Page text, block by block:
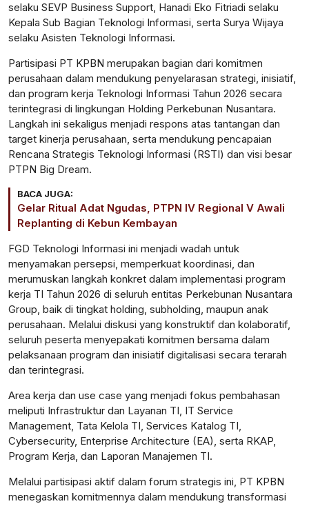
selaku SEVP Business Support, Hanadi Eko Fitriadi selaku
Kepala Sub Bagian Teknologi Informasi, serta Surya Wijaya
selaku Asisten Teknologi Informasi.
Partisipasi PT KPBN merupakan bagian dari komitmen
perusahaan dalam mendukung penyelarasan strategi, inisiatif,
dan program kerja Teknologi Informasi Tahun 2026 secara
terintegrasi di lingkungan Holding Perkebunan Nusantara.
Langkah ini sekaligus menjadi respons atas tantangan dan
target kinerja perusahaan, serta mendukung pencapaian
Rencana Strategis Teknologi Informasi (RSTI) dan visi besar
PTPN Big Dream.
BACA JUGA:
Gelar Ritual Adat Ngudas, PTPN IV Regional V Awali
Replanting di Kebun Kembayan
FGD Teknologi Informasi ini menjadi wadah untuk
menyamakan persepsi, memperkuat koordinasi, dan
merumuskan langkah konkret dalam implementasi program
kerja TI Tahun 2026 di seluruh entitas Perkebunan Nusantara
Group, baik di tingkat holding, subholding, maupun anak
perusahaan. Melalui diskusi yang konstruktif dan kolaboratif,
seluruh peserta menyepakati komitmen bersama dalam
pelaksanaan program dan inisiatif digitalisasi secara terarah
dan terintegrasi.
Area kerja dan use case yang menjadi fokus pembahasan
meliputi Infrastruktur dan Layanan TI, IT Service
Management, Tata Kelola TI, Services Katalog TI,
Cybersecurity, Enterprise Architecture (EA), serta RKAP,
Program Kerja, dan Laporan Manajemen TI.
Melalui partisipasi aktif dalam forum strategis ini, PT KPBN
menegaskan komitmennya dalam mendukung transformasi